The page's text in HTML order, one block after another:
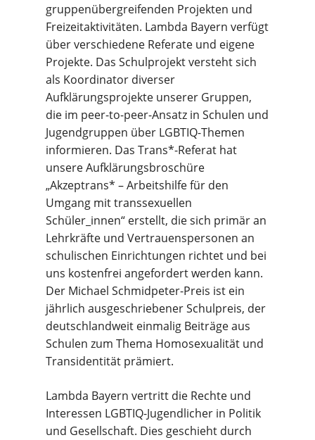
gruppenübergreifenden Projekten und
Freizeitaktivitäten. Lambda Bayern verfügt
über verschiedene Referate und eigene
Projekte. Das Schulprojekt versteht sich
als Koordinator diverser
Aufklärungsprojekte unserer Gruppen,
die im peer-to-peer-Ansatz in Schulen und
Jugendgruppen über LGBTIQ-Themen
informieren. Das Trans*-Referat hat
unsere Aufklärungsbroschüre
„Akzeptrans* – Arbeitshilfe für den
Umgang mit transsexuellen
Schüler_innen“ erstellt, die sich primär an
Lehrkräfte und Vertrauenspersonen an
schulischen Einrichtungen richtet und bei
uns kostenfrei angefordert werden kann.
Der Michael Schmidpeter-Preis ist ein
jährlich ausgeschriebener Schulpreis, der
deutschlandweit einmalig Beiträge aus
Schulen zum Thema Homosexualität und
Transidentität prämiert.
Lambda Bayern vertritt die Rechte und
Interessen LGBTIQ-Jugendlicher in Politik
und Gesellschaft. Dies geschieht durch